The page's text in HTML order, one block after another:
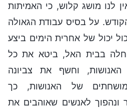
לנו מושג קלוש, כי האמיתות
על בסיס עבודת הגאולה
יכול של אחרית הימים ביצע
בבית האל, ביטא את כל
וחשף את צביונה
של האנושות, כך
ונהפוך לאנשים שאוהבים את